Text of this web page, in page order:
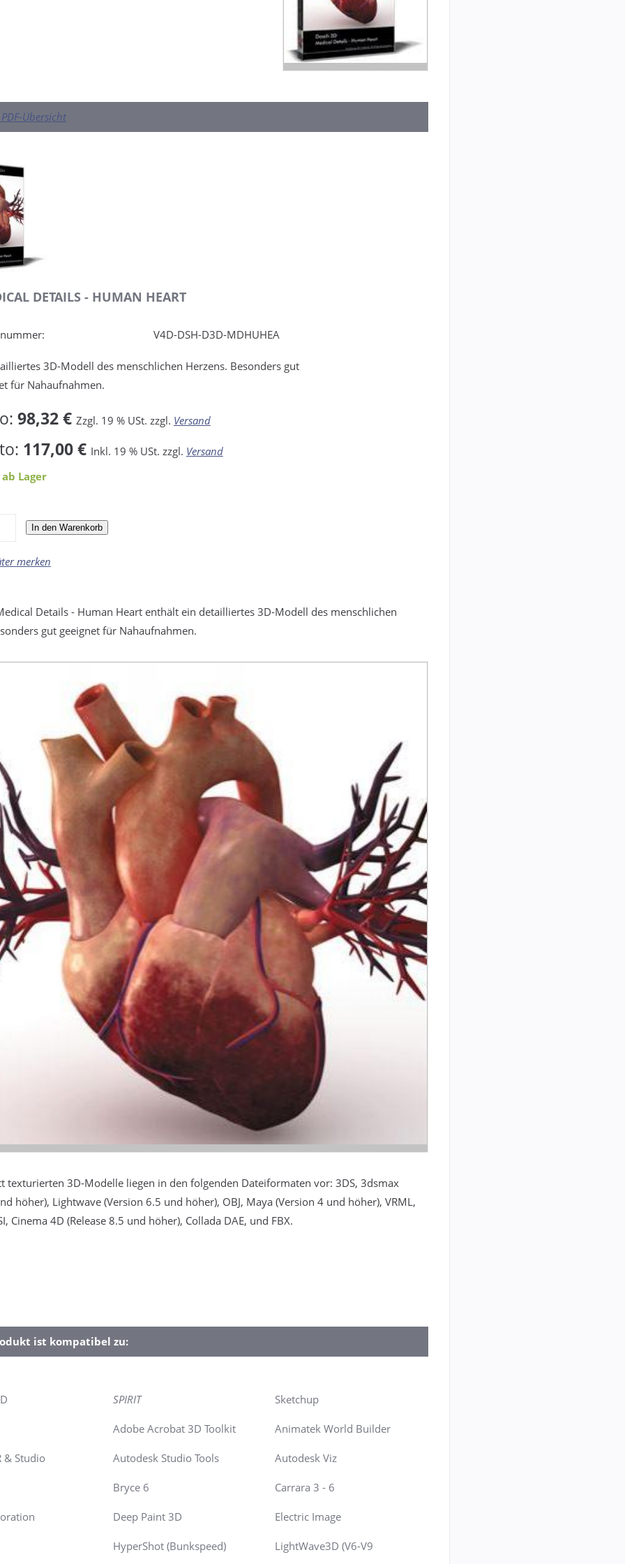
Übersicht
DETAILS - HUMAN HEART
V4D-DSH-D3D-MDHUHEA
3D-Modell des menschlichen Herzens. Besonders gut
für Nahaufnahmen.
98,32 € Zzgl. 19 % USt. zzgl. Versand
117,00 € Inkl. 19 % USt. zzgl. Versand
Lager
In den Warenkorb
merken
Details - Human Heart enthält ein detailliertes 3D-Modell des menschlichen
gut geeignet für Nahaufnahmen.
texturierten 3D-Modelle liegen in den folgenden Dateiformaten vor: 3DS, 3dsmax
höher), Lightwave (Version 6.5 und höher), OBJ, Maya (Version 4 und höher), VRML,
Cinema 4D (Release 8.5 und höher), Collada DAE, und FBX.
ist kompatibel zu:
SPIRIT Sketchup
Adobe Acrobat 3D Toolkit Animatek World Builder
& Studio Autodesk Studio Tools Autodesk Viz
Bryce 6 Carrara 3 - 6
Deep Paint 3D Electric Image
HyperShot (Bunkspeed) LightWave3D (V6-V9